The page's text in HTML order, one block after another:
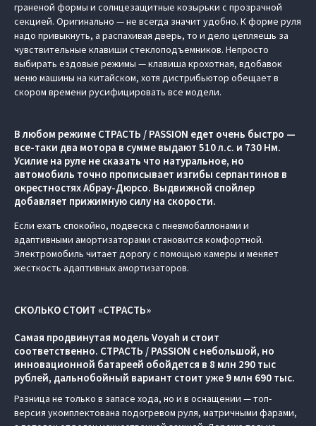
граненой формы и солнцезащитные козырьки с прозрачной
секцией. Оригинально — не всегда значит удобно. К форме руля
надо привыкнуть, а распахивая дверь, то и дело цепляешь за
чувствительные клавиши стеклоподъемников. Непросто
выбирать ездовые режимы — клавиша крохотная, вдобавок
меню машины на китайском, хотя дистрибьютор обещает в
скором времени русифицировать все модели.
В любом режиме СТРАСТЬ / PASSION едет очень быстро —
все-таки два мотора в сумме выдают 510 л.с. и 730 Нм.
Усилие на руле не сказать что натуральное, но
автомобиль точно прописывает изгибы серпантинов в
окрестностях Абрау-Дюрсо. Выдвижной спойлер
добавляет прижимную силу на скорости.
Если ехать спокойно, подвеска с пневмобаллонами и
адаптивными амортизаторами становится комфортной.
Электромобиль читает дорогу с помощью камеры и меняет
жесткость адаптивных амортизаторов.
СКОЛЬКО СТОИТ «СТРАСТЬ»
Самая продвинутая модель Voyah и стоит
соответственно. СТРАСТЬ / PASSION c небольшой, но
инновационной батареей обойдется в 8 млн 290 тыс
рублей, дальнобойный вариант стоит уже 9 млн 690 тыс.
Разница не только в запасе хода, но и в оснащении — топ-
версия укомплектована подогревом руля, матричными фарами,